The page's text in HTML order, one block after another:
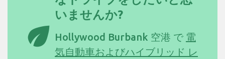
eco
いませんか?
Hollywood Burbank 空港 で 電
気自動車およびハイブリッド レ